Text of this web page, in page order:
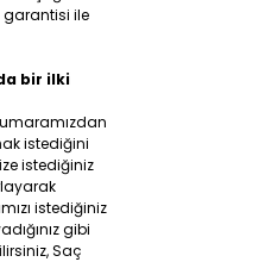
garantisi ile
bir ilki
istediğini
istediğiniz
istediğiniz
gibi
Saç